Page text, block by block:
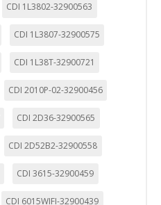
CDI 1L3802-32900563
CDI 1L3807-32900575
CDI 1L38T-32900721
CDI 2010P-02-32900456
CDI 2D36-32900565
CDI 2D52B2-32900558
CDI 3615-32900459
CDI 6015WIFI-32900439